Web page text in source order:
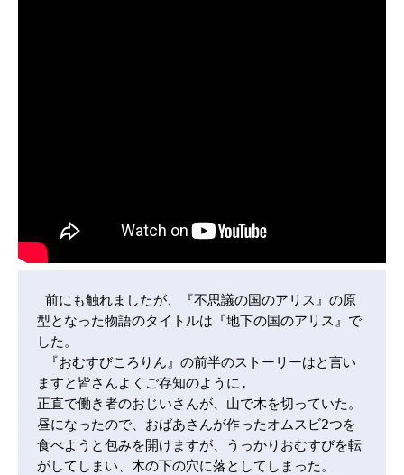
型となった物語のタイトルは『地下の国のアリス』で
した。
ますと皆さんよくご存知のように,
正直で働き者のおじいさんが、山で木を切っていた。
昼になったので、おばあさんが作ったオムスビ2つを
食べようと包みを開けますが、うっかりおむすびを転
がしてしまい、木の下の穴に落としてしまった。